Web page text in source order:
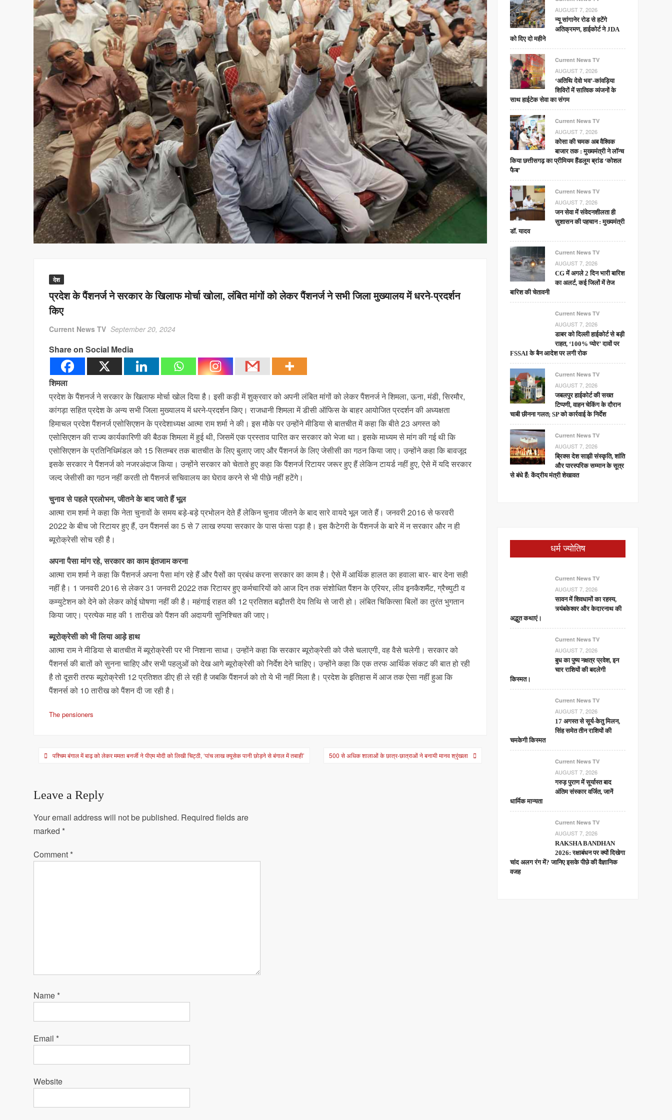
देश
प्रदेश के पैंशनर्ज ने सरकार के खिलाफ मोर्चा खोला, लंबित मांगों को लेकर पैंशनर्ज ने सभी जिला मुख्यालय में धरने-प्रदर्शन
किए
Current News TV September 20, 2024
Share on Social Media
शिमला
प्रदेश के पैंशनर्ज ने सरकार के खिलाफ मोर्चा खोल दिया है। इसी कड़ी में शुक्रवार को अपनी लंबित मांगों को लेकर पैंशनर्ज ने शिमला, ऊना, मंडी, सिरमौर,
कांगड़ा सहित प्रदेश के अन्य सभी जिला मुख्यालय में धरने-प्रदर्शन किए। राजधानी शिमला में डीसी ऑफिस के बाहर आयोजित प्रदर्शन की अध्यक्षता
हिमाचल प्रदेश पैंशनर्ज एसोसिएशन के प्रदेशाध्यक्ष आत्मा राम शर्मा ने की। इस मौके पर उन्होंने मीडिया से बातचीत में कहा कि बीते 23 अगस्त को
एसोसिएशन की राज्य कार्यकारिणी की बैठक शिमला में हुई थी, जिसमें एक प्रस्ताव पारित कर सरकार को भेजा था। इसके माध्यम से मांग की गई थी कि
एसोसिएशन के प्रतिनिधिमंडल को 15 सितम्बर तक बातचीत के लिए बुलाए जाए और पैंशनर्ज के लिए जेसीसी का गठन किया जाए। उन्होंने कहा कि बावजूद
इसके सरकार ने पैंशनर्ज को नजरअंदाज किया। उन्होंने सरकार को चेताते हुए कहा कि पैंशनर्ज रिटायर जरूर हुए हैं लेकिन टायर्ड नहीं हुए, ऐसे में यदि सरकार
जल्द जेसीसी का गठन नहीं करती तो पैंशनर्ज सचिवालय का घेराव करने से भी पीछे नहीं हटेंगे।
चुनाव से पहले प्रलोभन, जीतने के बाद जाते हैं भूल
आत्मा राम शर्मा ने कहा कि नेता चुनावों के समय बड़े-बड़े प्रभोलन देते हैं लेकिन चुनाव जीतने के बाद सारे वायदे भूल जाते हैं। जनवरी 2016 से फरवरी
2022 के बीच जो रिटायर हुए हैं, उन पैंशनर्स का 5 से 7 लाख रुपया सरकार के पास फंसा पड़ा है। इस कैटेगरी के पैंशनर्ज के बारे में न सरकार और न ही
ब्यूरोक्रेसी सोच रही है।
अपना पैसा मांग रहे, सरकार का काम इंतजाम करना
आत्मा राम शर्मा ने कहा कि पैंशनर्ज अपना पैसा मांग रहे हैं और पैसों का प्रबंध करना सरकार का काम है। ऐसे में आर्थिक हालत का हवाला बार- बार देना सही
नहीं है। 1 जनवरी 2016 से लेकर 31 जनवरी 2022 तक रिटायर हुए कर्मचारियों को आज दिन तक संशोधित पैंशन के एरियर, लीव इनकैशमैंट, ग्रैच्युटी व
कम्युटेशन को देने को लेकर कोई घोषणा नहीं की है। महंगाई राहत की 12 प्रतिशत बढ़ौतरी देय तिथि से जारी हो। लंबित चिकित्सा बिलों का तुरंत भुगतान
किया जाए। प्रत्येक माह की 1 तारीख को पैंशन की अदायगी सुनिश्चित की जाए।
ब्यूरोक्रेसी को भी लिया आड़े हाथ
आत्मा राम ने मीडिया से बातचीत में ब्यूरोक्रेसी पर भी निशाना साधा। उन्होंने कहा कि सरकार ब्यूरोक्रेसी को जैसे चलाएगी, वह वैसे चलेगी। सरकार को
पैंशनर्स की बातों को सुनना चाहिए और सभी पहलुओं को देख आगे ब्यूरोक्रेसी को निर्देश देने चाहिए। उन्होंने कहा कि एक तरफ आर्थिक संकट की बात हो रही
है तो दूसरी तरफ ब्यूरोक्रेसी 12 प्रतिशत डीए ही ले रही है जबकि पैंशनर्ज को तो ये भी नहीं मिला है। प्रदेश के इतिहास में आज तक ऐसा नहीं हुआ कि
पैंशनर्स को 10 तारीख को पैंशन दी जा रही है।
The pensioners
Postपश्चिम बंगाल में बाढ़ को लेकर ममता बनर्जी ने पीएम मोदी को लिखी चिट्ठी, ‘पांच लाख क्यूसेक पानी छोड़ने से बंगाल में तबाही’ 500 से अधिक शालाओं के छात्र-छात्राओं ने बनायी मानव श्रृंखला
Leave a Reply
Your email address will not be published. Required fields are
marked *
Comment *
Name *
Email *
Website
AUGUST 7, 2026
न्यू सांगानेर रोड से हटेंगे
अतिक्रमण, हाईकोर्ट ने JDA
को दिए दो महीने
Current News TV
AUGUST 7, 2026
‘अतिथि देवो भव’-कांवड़िया
शिविरों में सात्विक व्यंजनों के
साथ हाईटेक सेवा का संगम
Current News TV
AUGUST 7, 2026
कोसा की चमक अब वैश्विक
बाजार तक : मुख्यमंत्री ने लॉन्च
किया छत्तीसगढ़ का प्रीमियम हैंडलूम ब्रांड ‘कोशल
फैब’
Current News TV
AUGUST 7, 2026
जन सेवा में संवेदनशीलता ही
सुशासन की पहचान : मुख्यमंत्री
डॉ. यादव
Current News TV
AUGUST 7, 2026
CG में अगले 2 दिन भारी बारिश
का अलर्ट, कई जिलों में तेज
बारिश की चेतावनी
Current News TV
AUGUST 7, 2026
डाबर को दिल्ली हाईकोर्ट से बड़ी
राहत, ‘100% प्योर’ दावों पर
FSSAI के बैन आदेश पर लगी रोक
Current News TV
AUGUST 7, 2026
जबलपुर हाईकोर्ट की सख्त
टिप्पणी, वाहन चेकिंग के दौरान
चाबी छीनना गलत; SP को कार्रवाई के निर्देश
Current News TV
AUGUST 7, 2026
ब्रिक्स देश साझी संस्कृति, शांति
और पारस्परिक सम्मान के सूत्र
से बंधे हैं: केंद्रीय मंत्री शेखावत
धर्म ज्योतिष
Current News TV
AUGUST 7, 2026
सावन में शिवधामों का रहस्य,
त्र्यंबकेश्वर और केदारनाथ की
अद्भुत कथाएं।
Current News TV
AUGUST 7, 2026
बुध का पुष्य नक्षत्र प्रवेश, इन
चार राशियों की बदलेगी
किस्मत।
Current News TV
AUGUST 7, 2026
17 अगस्त से सूर्य-केतु मिलन,
सिंह समेत तीन राशियों की
चमकेगी किस्मत
Current News TV
AUGUST 7, 2026
गरुड़ पुराण में सूर्यास्त बाद
अंतिम संस्कार वर्जित, जानें
धार्मिक मान्यता
Current News TV
AUGUST 7, 2026
RAKSHA BANDHAN
2026: रक्षाबंधन पर क्यों दिखेगा
चांद अलग रंग में? जानिए इसके पीछे की वैज्ञानिक
वजह